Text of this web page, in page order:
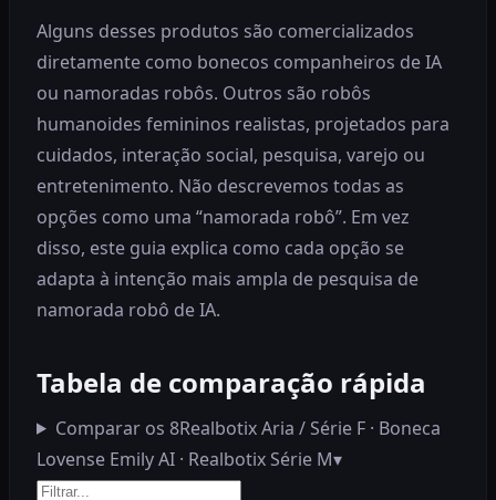
Alguns desses produtos são comercializados
diretamente como bonecos companheiros de IA
ou namoradas robôs. Outros são robôs
humanoides femininos realistas, projetados para
cuidados, interação social, pesquisa, varejo ou
entretenimento. Não descrevemos todas as
opções como uma “namorada robô”. Em vez
disso, este guia explica como cada opção se
adapta à intenção mais ampla de pesquisa de
namorada robô de IA.
Tabela de comparação rápida
Comparar os 8Realbotix Aria / Série F · Boneca
Lovense Emily AI · Realbotix Série M▾